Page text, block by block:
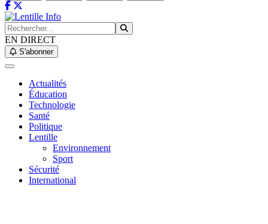
EN DIRECT
S'abonner
Actualités
Éducation
Technologie
Santé
Politique
Lentille
Environnement
Sport
Sécurité
International